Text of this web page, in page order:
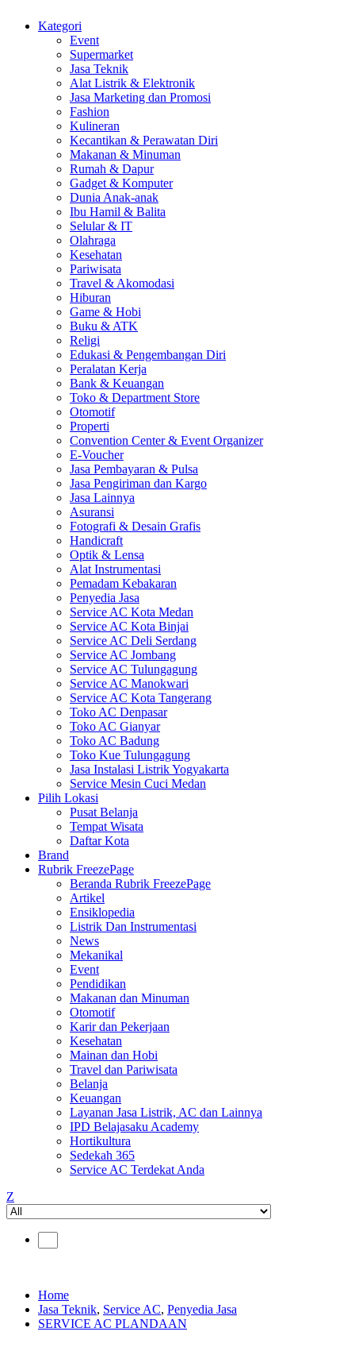
Kategori
Event
Supermarket
Jasa Teknik
Alat Listrik & Elektronik
Jasa Marketing dan Promosi
Fashion
Kulineran
Kecantikan & Perawatan Diri
Makanan & Minuman
Rumah & Dapur
Gadget & Komputer
Dunia Anak-anak
Ibu Hamil & Balita
Selular & IT
Olahraga
Kesehatan
Pariwisata
Travel & Akomodasi
Hiburan
Game & Hobi
Buku & ATK
Religi
Edukasi & Pengembangan Diri
Peralatan Kerja
Bank & Keuangan
Toko & Department Store
Otomotif
Properti
Convention Center & Event Organizer
E-Voucher
Jasa Pembayaran & Pulsa
Jasa Pengiriman dan Kargo
Jasa Lainnya
Asuransi
Fotografi & Desain Grafis
Handicraft
Optik & Lensa
Alat Instrumentasi
Pemadam Kebakaran
Penyedia Jasa
Service AC Kota Medan
Service AC Kota Binjai
Service AC Deli Serdang
Service AC Jombang
Service AC Tulungagung
Service AC Manokwari
Service AC Kota Tangerang
Toko AC Denpasar
Toko AC Gianyar
Toko AC Badung
Toko Kue Tulungagung
Jasa Instalasi Listrik Yogyakarta
Service Mesin Cuci Medan
Pilih Lokasi
Pusat Belanja
Tempat Wisata
Daftar Kota
Brand
Rubrik FreezePage
Beranda Rubrik FreezePage
Artikel
Ensiklopedia
Listrik Dan Instrumentasi
News
Mekanikal
Event
Pendidikan
Makanan dan Minuman
Otomotif
Karir dan Pekerjaan
Kesehatan
Mainan dan Hobi
Travel dan Pariwisata
Belanja
Keuangan
Layanan Jasa Listrik, AC dan Lainnya
IPD Belajasaku Academy
Hortikultura
Sedekah 365
Service AC Terdekat Anda
Z
Home
Jasa Teknik, Service AC, Penyedia Jasa
SERVICE AC PLANDAAN